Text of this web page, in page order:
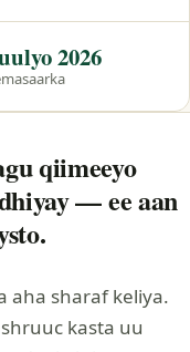
2026
qiimeeyo
— ee aan
aha sharaf keliya.
kasta uu